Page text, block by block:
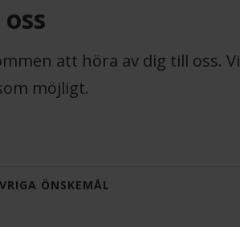
att höra av dig till oss. Vi
möjligt.
ÖNSKEMÅL